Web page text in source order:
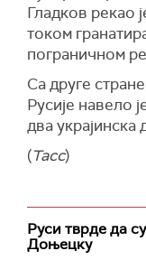
(Танјуг/Тасс
руским
унутрашњих
кривичне
РАИ због
(Reuters)
Гладков рекао
током
пограничном
Са друге
Русије навело
два украјинска
(Тасс)
Руси тврде да
Доњецку